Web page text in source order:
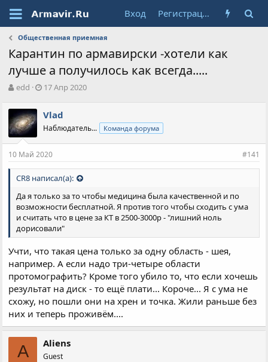
Вход Регистрация
Общественная приемная
Карантин по армавирски -хотели как
лучше а получилось как всегда.....
А
т
о
р
т
е
ы
edd
Д
а
н
ч
л
а
17 Апр 2020
Vlad
Наблюдатель... Команда форума
10 Май 2020 #141
CR8 написал(а):
Да я только за то чтобы медицина была качественной и по
возможности бесплатной. Я против того чтобы сходить с ума
и считать что в цене за КТ в 2500-3000р - "лишний ноль
дорисовали"
Учти, что такая цена только за одну область - шея,
например. А если надо три-четыре области
протомографить? Кроме того убило то, что если хочешь
результат на диск - то ещё плати... Короче... Я с ума не
схожу, но пошли они на хрен и точка. Жили раньше без
них и теперь проживём....
A Aliens
Guest